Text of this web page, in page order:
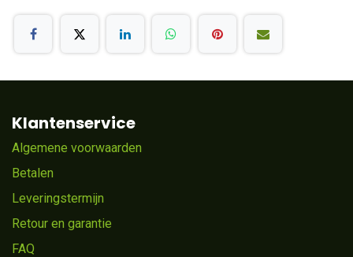
Klantenservice
Algemene voorwaarden
Betalen
Leveringstermijn
Retour en garantie
FAQ